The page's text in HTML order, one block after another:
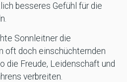
besseres Gefühl für die
Sonnleitner die
oft doch einschüchternden
die Freude, Leidenschaft und
verbreiten.